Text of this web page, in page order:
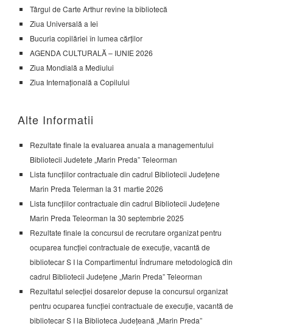
Târgul de Carte Arthur revine la bibliotecă
Ziua Universală a Iei
Bucuria copilăriei în lumea cărților
AGENDA CULTURALĂ – IUNIE 2026
Ziua Mondială a Mediului
Ziua Internațională a Copilului
Alte Informatii
Rezultate finale la evaluarea anuala a managementului
Bibliotecii Judetete „Marin Preda” Teleorman
Lista funcțiilor contractuale din cadrul Bibliotecii Județene
Marin Preda Telerman la 31 martie 2026
Lista funcțiilor contractuale din cadrul Bibliotecii Județene
Marin Preda Teleorman la 30 septembrie 2025
Rezultate finale la concursul de recrutare organizat pentru
ocuparea funcției contractuale de execuție, vacantă de
bibliotecar S I la Compartimentul Îndrumare metodologică din
cadrul Bibliotecii Județene „Marin Preda” Teleorman
Rezultatul selecției dosarelor depuse la concursul organizat
pentru ocuparea funcției contractuale de execuție, vacantă de
bibliotecar S I la Biblioteca Județeană „Marin Preda”